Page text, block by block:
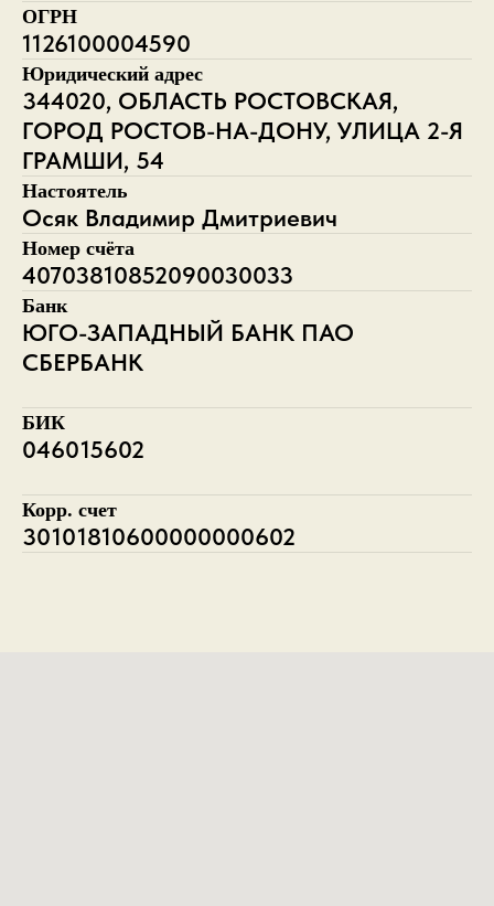
ОГРН
1126100004590
Юридический адрес
344020, ОБЛАСТЬ РОСТОВСКАЯ,
ГОРОД РОСТОВ-НА-ДОНУ, УЛИЦА 2-Я
ГРАМШИ, 54
Настоятель
Осяк Владимир Дмитриевич
Номер счёта
40703810852090030033
Банк
ЮГО-ЗАПАДНЫЙ БАНК ПАО
СБЕРБАНК
БИК
046015602
Корр. счет
30101810600000000602